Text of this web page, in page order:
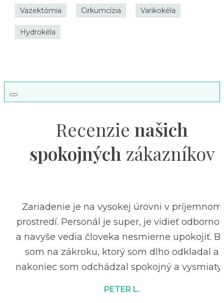
Vazektómia Cirkumcízia Varikokéla
Hydrokéla
Recenzie našich
spokojných zákazníkov
Zariadenie je na vysokej úrovni v príjemnom
prostredí. Personál je super, je vidieť
a navyše vedia človeka nesmierne upokojiť.
som na zákroku, ktorý som dlho odkladal a
nakoniec som odchádzal spokojný a vysmiaty
PETER L.